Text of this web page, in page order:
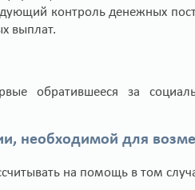
контроль денежных
выплат.
обратившееся за
необходимой для
на помощь в том